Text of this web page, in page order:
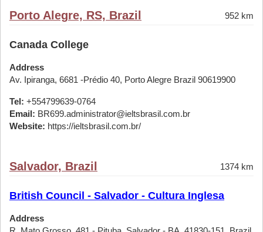
Porto Alegre, RS, Brazil 952 km
Canada College
Address
Av. Ipiranga, 6681 -Prédio 40, Porto Alegre Brazil 90619900
Tel: +554799639-0764
Email: BR699.administrator@ieltsbrasil.com.br
Website: https://ieltsbrasil.com.br/
Salvador, Brazil 1374 km
British Council - Salvador - Cultura Inglesa
Address